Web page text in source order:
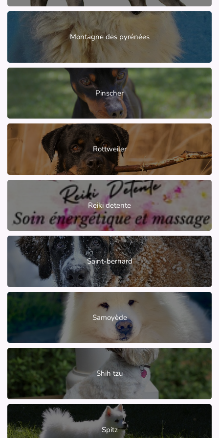
Montagne des pyrénées
Pinscher
Rottweiler
Reiki detente
Saint-bernard
Samoyède
Shih tzu
Spitz